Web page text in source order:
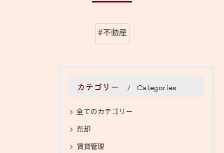
#不動産
カテゴリー Categories
全てのカテゴリー
売却
賃貸管理